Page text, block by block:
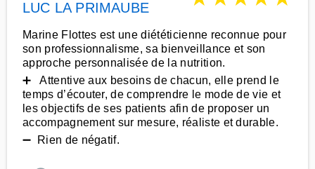
LUC LA PRIMAUBE
Marine Flottes est une diététicienne reconnue pour
son professionnalisme, sa bienveillance et son
approche personnalisée de la nutrition.
➕ Attentive aux besoins de chacun, elle prend le
temps d’écouter, de comprendre le mode de vie et
les objectifs de ses patients afin de proposer un
accompagnement sur mesure, réaliste et durable.
➖ Rien de négatif.